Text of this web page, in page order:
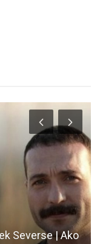
Severse | Ako